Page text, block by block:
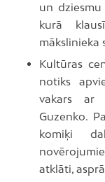
un
kurā
mākslinieka
Kultūras
notiks
vakars ar
Guzenko.
komiķi
atklāti,